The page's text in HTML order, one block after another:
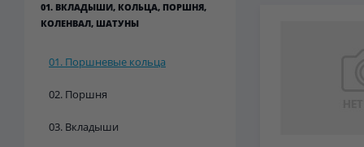
01. ВКЛАДЫШИ, КОЛЬЦА, ПОРШНЯ,
КОЛЕНВАЛ, ШАТУНЫ
01. Поршневые кольца
02. Поршня
03. Вкладыши